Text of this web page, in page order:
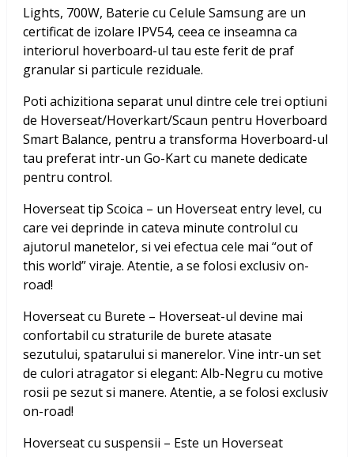
Lights, 700W, Baterie cu Celule Samsungare un
certificat de izolare IPV54, ceea ce inseamna ca
interiorul hoverboard-ul tau este ferit de praf
granular si particule reziduale.
Poti achizitiona separat unul dintre cele trei optiuni
de Hoverseat/Hoverkart/Scaun pentru Hoverboard
Smart Balance, pentru a transforma Hoverboard-ul
tau preferat intr-un Go-Kart cu manete dedicate
pentru control.
Hoverseat tip Scoica – un Hoverseat entry level, cu
care vei deprinde in cateva minute controlul cu
ajutorul manetelor, si vei efectua cele mai “out of
this world” viraje. Atentie, a se folosi exclusiv on-
road!
Hoverseat cu Burete – Hoverseat-ul devine mai
confortabil cu straturile de burete atasate
sezutului, spatarului si manerelor. Vine intr-un set
de culori atragator si elegant: Alb-Negru cu motive
rosii pe sezut si manere. Atentie, a se folosi exclusiv
on-road!
Hoverseat cu suspensii – Este un Hoverseat